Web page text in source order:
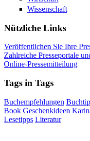
Wissenschaft
Nützliche Links
Veröffentlichen Sie Ihre
Zahlreiche Presseportale
Online-Pressemitteilung
Tags in Tags
Buchempfehlungen
Book Geschenkideen
Lesetipps Literatur